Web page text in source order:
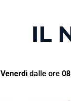
IL
Venerdìdalle ore